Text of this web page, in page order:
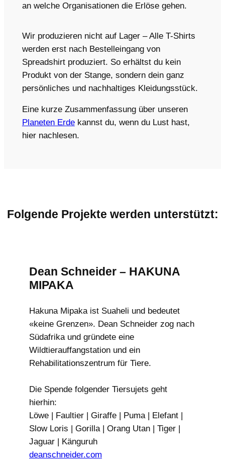
an welche Organisationen die Erlöse gehen.
Wir produzieren nicht auf Lager – Alle T-Shirts
werden erst nach Bestelleingang von
Spreadshirt produziert. So erhältst du kein
Produkt von der Stange, sondern dein ganz
persönliches und nachhaltiges Kleidungsstück.
Eine kurze Zusammenfassung über unseren
Planeten Erdekannst du, wenn du Lust hast,
hier nachlesen.
Folgende Projekte werden unterstützt:
Dean Schneider – HAKUNA
MIPAKA
Hakuna Mipaka ist Suaheli und bedeutet
«keine Grenzen». Dean Schneider zog nach
Südafrika und gründete eine
Wildtierauffangstation und ein
Rehabilitationszentrum für Tiere.
Die Spende folgender Tiersujets geht
hierhin:
Löwe | Faultier | Giraffe | Puma | Elefant |
Slow Loris | Gorilla | Orang Utan | Tiger |
Jaguar | Känguruh
deanschneider.com